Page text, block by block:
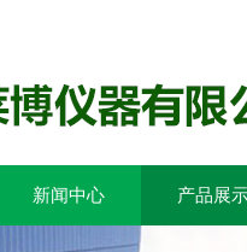
新闻中心 产品展